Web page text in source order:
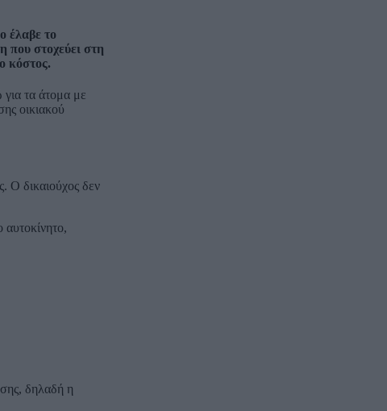
έλαβε το
που στοχεύει στη
κόστος.
τα άτομα με
οικιακού
Ο δικαιούχος δεν
αυτοκίνητο,
δηλαδή η